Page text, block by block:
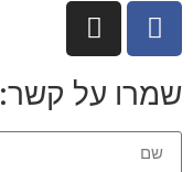
שמרו על קשר: